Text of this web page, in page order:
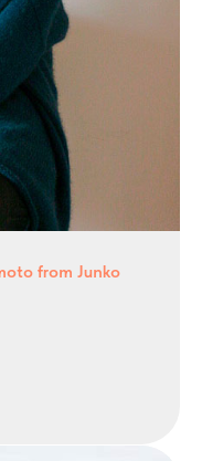
from Junko